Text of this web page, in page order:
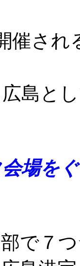
催さ
島と
場を
部